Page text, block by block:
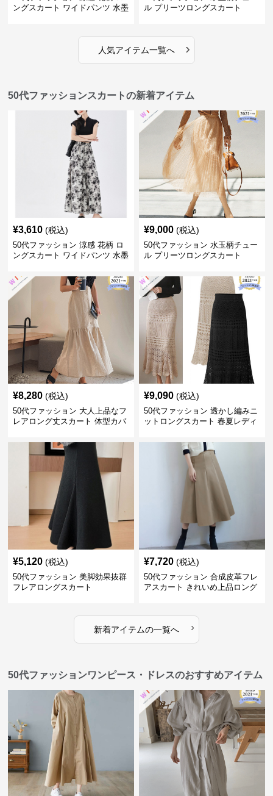
ングスカート ワイドパンツ 水墨
ル プリーツロングスカート
人気アイテム一覧へ ›
50代ファッションスカートの新着アイテム
¥3,610 (税込)
50代ファッション 涼感 花柄 ロ
ングスカート ワイドパンツ 水墨
¥9,000 (税込)
50代ファッション 水玉柄チュー
ル プリーツロングスカート
¥8,280 (税込)
50代ファッション 大人上品なフ
レアロング丈スカート 体型カバ
¥9,090 (税込)
50代ファッション 透かし編みニ
ットロングスカート 春夏レディ
¥5,120 (税込)
50代ファッション 美脚効果抜群
フレアロングスカート
¥7,720 (税込)
50代ファッション 合成皮革フレ
アスカート きれいめ上品ロング
新着アイテムの一覧へ ›
50代ファッションワンピース・ドレスのおすすめアイテム